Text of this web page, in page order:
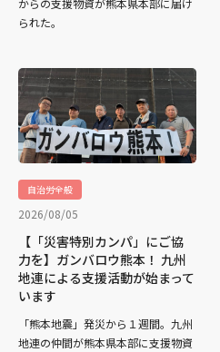
られた。
自治労全般
2026/08/05
【「災害特別カンパ」にご協
力を】ガンバロウ熊本！ 九州
地連による支援活動が始まって
います
「熊本地震」発災から１週間。九州
地連の仲間が熊本県本部に支援物資